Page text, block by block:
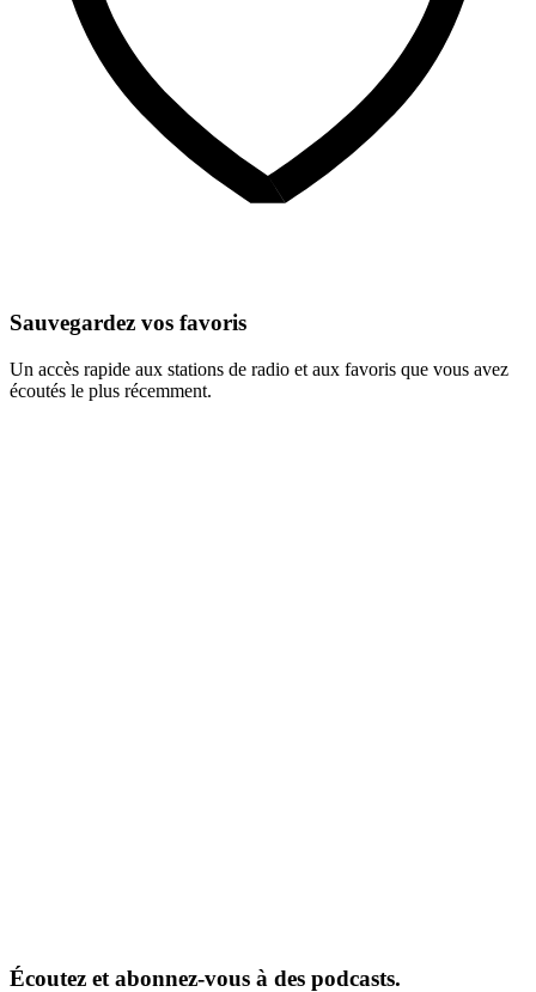
Sauvegardez vos favoris
Un accès rapide aux stations de radio et aux favoris que vous avez
écoutés le plus récemment.
Écoutez et abonnez-vous à des podcasts.